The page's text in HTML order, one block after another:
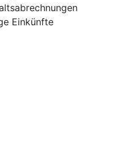
Einkünfte